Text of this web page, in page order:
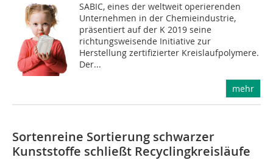
SABIC, eines der weltweit operierenden
Unternehmen in der Chemieindustrie,
präsentiert auf der K 2019 seine
richtungsweisende Initiative zur
Herstellung zertifizierter Kreislaufpolymere.
Der...
mehr
Sortenreine Sortierung schwarzer
Kunststoffe schließt Recyclingkreisläufe